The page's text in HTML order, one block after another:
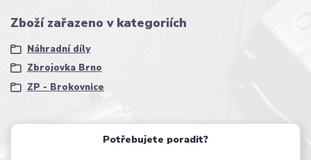
Zboží zařazeno v kategoriích
Náhradní díly
Zbrojovka Brno
ZP - Brokovnice
Potřebujete poradit?